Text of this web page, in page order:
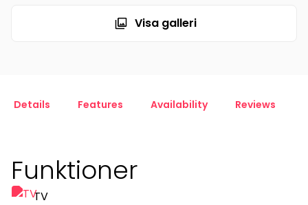
Visa galleri
Details Features Availability Reviews
Funktioner
TV